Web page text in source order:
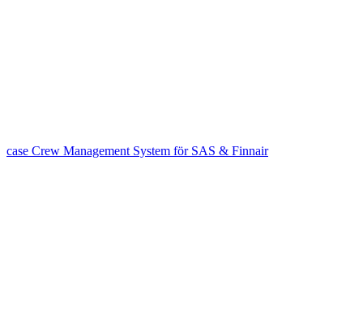
case Crew Management System för SAS & Finnair